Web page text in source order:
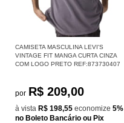
CAMISETA MASCULINA LEVI'S
VINTAGE FIT MANGA CURTA CINZA
COM LOGO PRETO REF:873730407
por R$ 209,00
à vista R$ 198,55 economize 5%
no Boleto Bancário ou Pix